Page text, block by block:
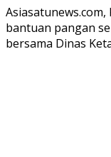
bantuan pangan
bersama Dinas